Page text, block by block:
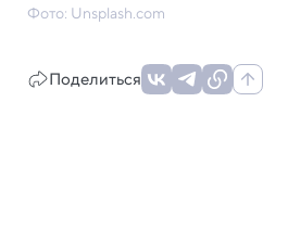
Фото: Unsplash.com
Поделиться